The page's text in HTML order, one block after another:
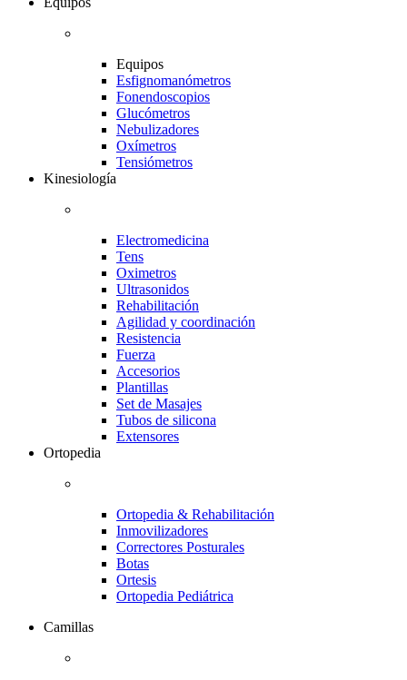
Equipos
Esfignomanómetros
Fonendoscopios
Glucómetros
Nebulizadores
Oxímetros
Tensiómetros
Kinesiología
Electromedicina
Tens
Oximetros
Ultrasonidos
Rehabilitación
Agilidad y coordinación
Resistencia
Fuerza
Accesorios
Plantillas
Set de Masajes
Tubos de silicona
Extensores
Ortopedia
Ortopedia & Rehabilitación
Inmovilizadores
Correctores Posturales
Botas
Ortesis
Ortopedia Pediátrica
Camillas